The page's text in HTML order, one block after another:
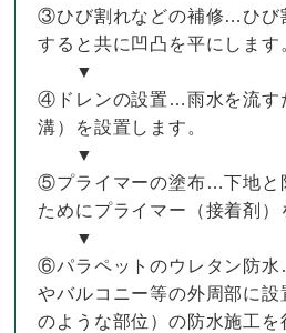
③ひび割れなどの補修…ひび
すると共に凹凸を平にします
▼
④ドレンの設置…雨水を流す
溝）を設置します。
▼
⑤プライマーの塗布…下地と
ためにプライマー（接着剤）
▼
⑥パラペットのウレタン防
やバルコニー等の外周部に設
のような部位）の防水施工を